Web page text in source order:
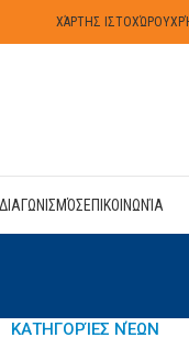
ΧΆΡΤΗΣ ΙΣΤΟΧΏΡΟΥ
ΕΠΙΚΟΙΝΩΝΊΑ
ΚΑΤΗΓΟΡΊΕΣ ΝΈΩΝ